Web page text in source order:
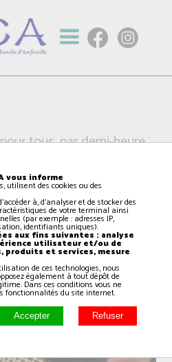
tous, par demi-heure.
différents types de
vous informe
utilisent des cookies ou des
à, d'analyser et de stocker des
de votre terminal ainsi
(par exemple : adresses IP,
identifiants uniques).
aux fins suivantes : analyse
utilisateur et/ou de
et services, mesure
de ces technologies, nous
également à tout dépôt de
Dans ces conditions vous ne
fonctionnalités du site internet.